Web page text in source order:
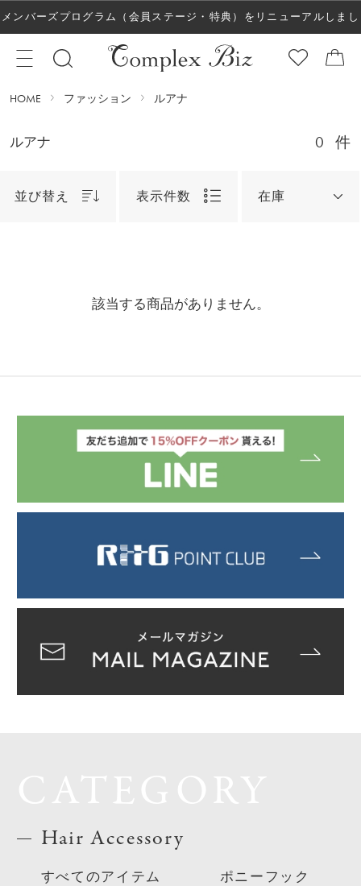
メンバーズプログラム（会員ステージ・特典）をリニューアルしまし
た！
HOME ファッション ルアナ
ルアナ 0 件
並び替え 表示件数 在庫
該当する商品がありません。
Hair Accessory
すべてのアイテム ポニーフック